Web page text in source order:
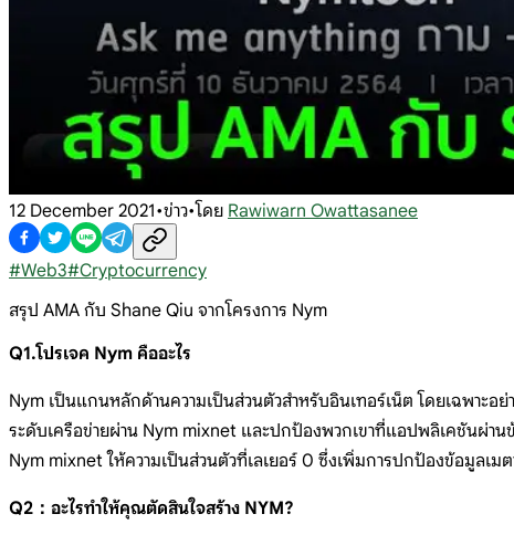
12 December 2021•ข่าว•โดย Rawiwarn Owattasanee
#Web3#Cryptocurrency
สรุป AMA กับ Shane Qiu จากโครงการ Nym
Q1.โปรเจค Nym คืออะไร
Nym เป็นแกนหลักด้านความเป็นส่วนตัวสำหรับอินเทอร์เน็ต โดยเฉพา
ระดับเครือข่ายผ่าน Nym mixnet และปกป้องพวกเขาที่แอปพลิเคชันผ่าน
Nym mixnet ให้ความเป็นส่วนตัวที่เลเยอร์ 0 ซึ่งเพิ่มการปกป้องข้อมูลเ
Q2：อะไรทำให้คุณตัดสินใจสร้าง NYM?